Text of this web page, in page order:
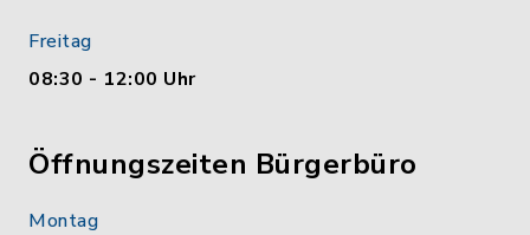
Freitag
08:30 - 12:00 Uhr
Öffnungszeiten Bürgerbüro
Montag